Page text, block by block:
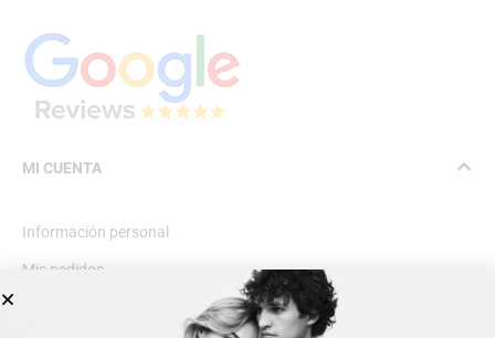
MI CUENTA
Información personal
Mis pedidos